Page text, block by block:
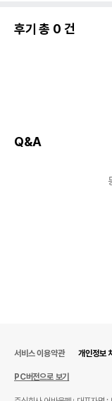
후기 총 0 건
Q&A
서비스 이용약관 개인정보
PC버전으로 보기